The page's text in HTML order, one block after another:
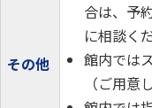
その他
合は、予
に相談く
館内では
（ご用意